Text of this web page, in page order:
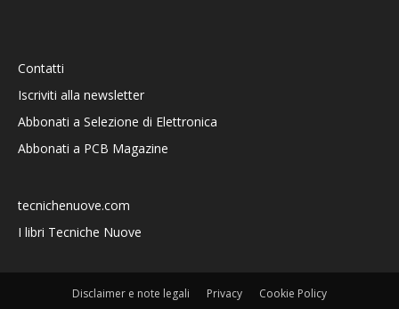
Contatti
Iscriviti alla newsletter
Abbonati a Selezione di Elettronica
Abbonati a PCB Magazine
tecnichenuove.com
I libri Tecniche Nuove
Disclaimer e note legali Privacy Cookie Policy